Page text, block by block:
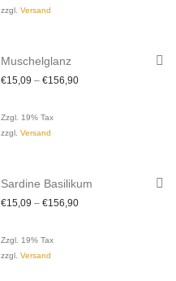
zzgl. Versand
Muschelglanz
€15,09 – €156,90
Zzgl. 19% Tax
zzgl. Versand
Sardine Basilikum
€15,09 – €156,90
Zzgl. 19% Tax
zzgl. Versand